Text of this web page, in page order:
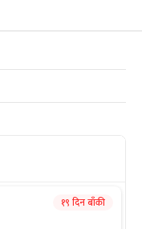
१९ दिन बाँकी